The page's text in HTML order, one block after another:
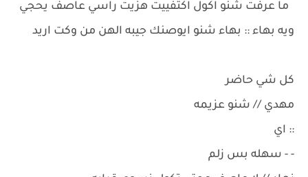
ما عرفت شنو اكول اكتفييت هزيت راسي عاصف يحجي
ويه بهاء :: بهاء شنو ايوصنك جيبه الهن من وكت اريد
كل شي حاضر
مهدي // شنو عزيمه
:: اي
- - سهله بس زلم